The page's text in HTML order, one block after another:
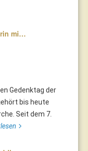
mi…
Gedenktag der
bis heute
Seit dem 7.